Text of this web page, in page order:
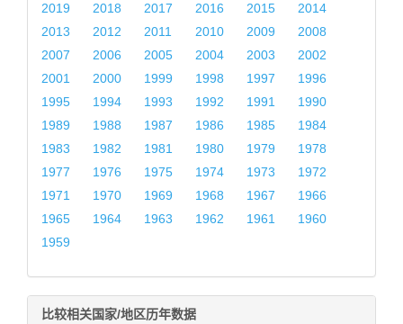
2019
2018 2017 2016 2015
2014
2013
2012 2011 2010 2009
2008
2007
2006 2005 2004 2003
2002
2001
2000 1999 1998 1997
1996
1995
1994 1993 1992 1991
1990
1989
1988 1987 1986 1985
1984
1983
1982 1981 1980 1979
1978
1977
1976 1975 1974 1973
1972
1971
1970 1969 1968 1967
1966
1965
1964 1963 1962 1961
1960
1959
比较相关国家/地区历年数据